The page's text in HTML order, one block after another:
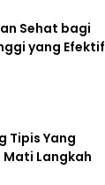
Sehat bagi
yang Efektif
Tipis Yang
Langkah